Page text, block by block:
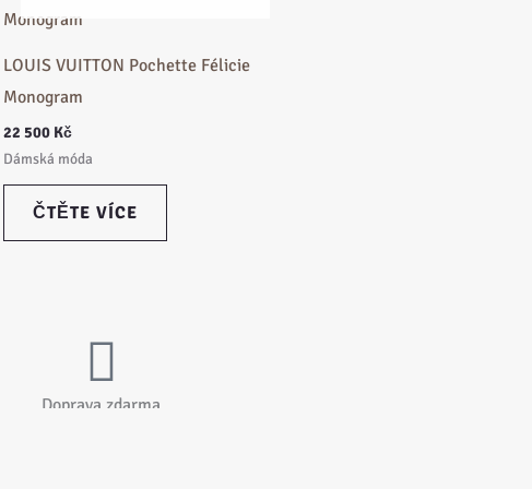
LOUIS VUITTON Pochette Félicie
Monogram
22 500 Kč
Dámská móda
ČTĚTE VÍCE
Doprava zdarma